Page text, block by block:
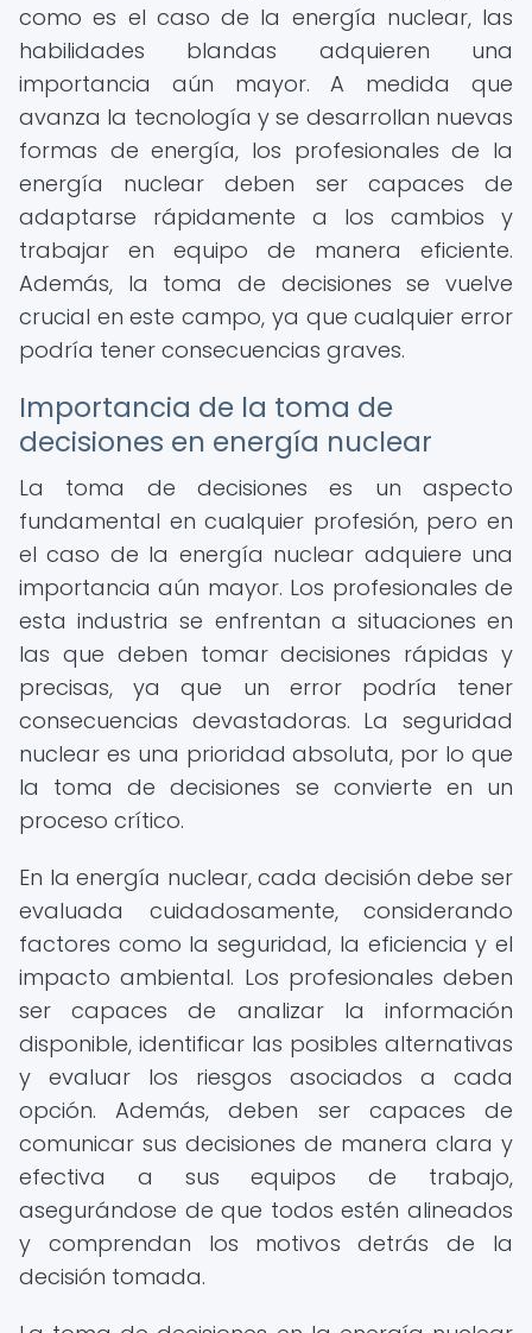
como es el caso de la energía nuclear, las
habilidades blandas adquieren una
importancia aún mayor. A medida que
avanza la tecnología y se desarrollan nuevas
formas de energía, los profesionales de la
energía nuclear deben ser capaces de
adaptarse rápidamente a los cambios y
trabajar en equipo de manera eficiente.
Además, la toma de decisiones se vuelve
crucial en este campo, ya que cualquier error
podría tener consecuencias graves.
Importancia de la toma de
decisiones en energía nuclear
La toma de decisiones es un aspecto
fundamental en cualquier profesión, pero en
el caso de la energía nuclear adquiere una
importancia aún mayor. Los profesionales de
esta industria se enfrentan a situaciones en
las que deben tomar decisiones rápidas y
precisas, ya que un error podría tener
consecuencias devastadoras. La seguridad
nuclear es una prioridad absoluta, por lo que
la toma de decisiones se convierte en un
proceso crítico.
En la energía nuclear, cada decisión debe ser
evaluada cuidadosamente, considerando
factores como la seguridad, la eficiencia y el
impacto ambiental. Los profesionales deben
ser capaces de analizar la información
disponible, identificar las posibles alternativas
y evaluar los riesgos asociados a cada
opción. Además, deben ser capaces de
comunicar sus decisiones de manera clara y
efectiva a sus equipos de trabajo,
asegurándose de que todos estén alineados
y comprendan los motivos detrás de la
decisión tomada.